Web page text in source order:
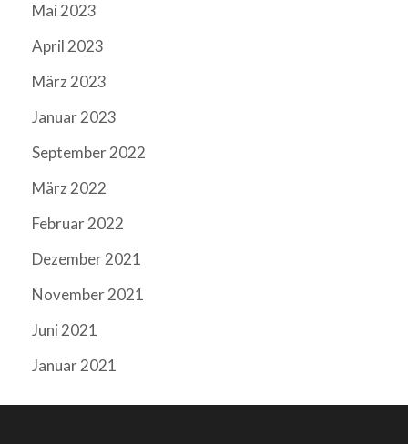
Mai 2023
April 2023
März 2023
Januar 2023
September 2022
März 2022
Februar 2022
Dezember 2021
November 2021
Juni 2021
Januar 2021